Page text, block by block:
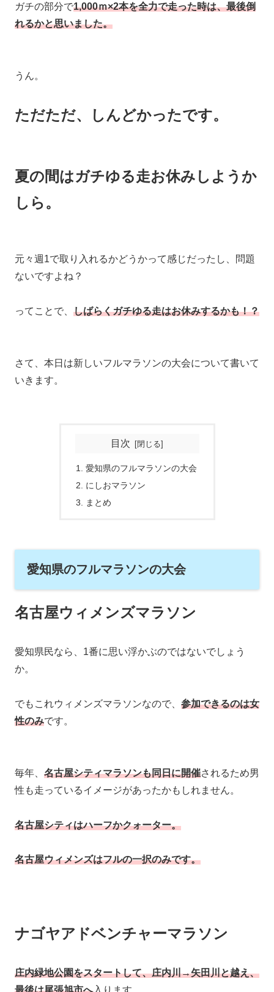
ガチの部分で1,000ｍ×2本を全力で走った時は、最後倒
れるかと思いました。
うん。
ただただ、しんどかったです。
夏の間はガチゆる走お休みしようか
しら。
元々週1で取り入れるかどうかって感じだったし、問題
ないですよね？
ってことで、 しばらくガチゆる走はお休みするかも！？
さて、本日は新しいフルマラソンの大会について書いて
いきます。
目次
愛知県のフルマラソンの大会
にしおマラソン
まとめ
愛知県のフルマラソンの大会
名古屋ウィメンズマラソン
愛知県民なら、1番に思い浮かぶのではないでしょう
か。
でもこれウィメンズマラソンなので、 参加できるのは女
性のみです。
毎年、 名古屋シティマラソンも同日に開催されるため男
性も走っているイメージがあったかもしれません。
名古屋シティはハーフかクォーター。
名古屋ウィメンズはフルの一択のみです。
ナゴヤアドベンチャーマラソン
庄内緑地公園をスタートして、庄内川→矢田川と越え、
最後は尾張旭市へ入ります。